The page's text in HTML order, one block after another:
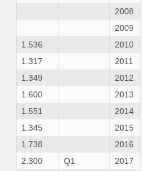
2008
2009
1.536
2010
1.317
2011
1.349
2012
1.600
2013
1.551
2014
1.345
2015
1.738
2016
2.300
Q1
2017